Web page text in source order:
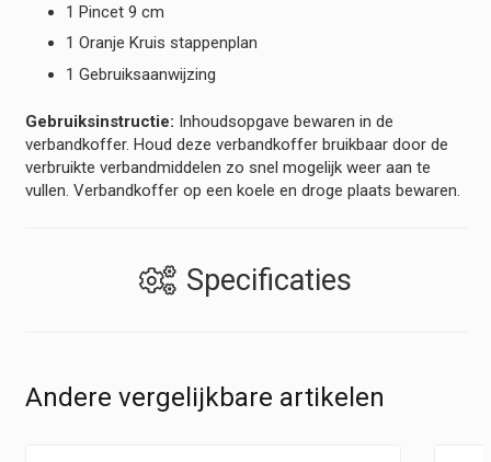
1 Pincet 9 cm
1 Oranje Kruis stappenplan
1 Gebruiksaanwijzing
Gebruiksinstructie: Inhoudsopgave bewaren in de
verbandkoffer. Houd deze verbandkoffer bruikbaar door de
verbruikte verbandmiddelen zo snel mogelijk weer aan te
vullen. Verbandkoffer op een koele en droge plaats bewaren.
Specificaties
Andere vergelijkbare artikelen